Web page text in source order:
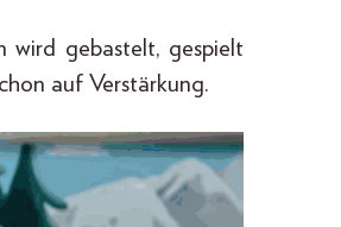
wird gebastelt, gespielt
auf Verstärkung.